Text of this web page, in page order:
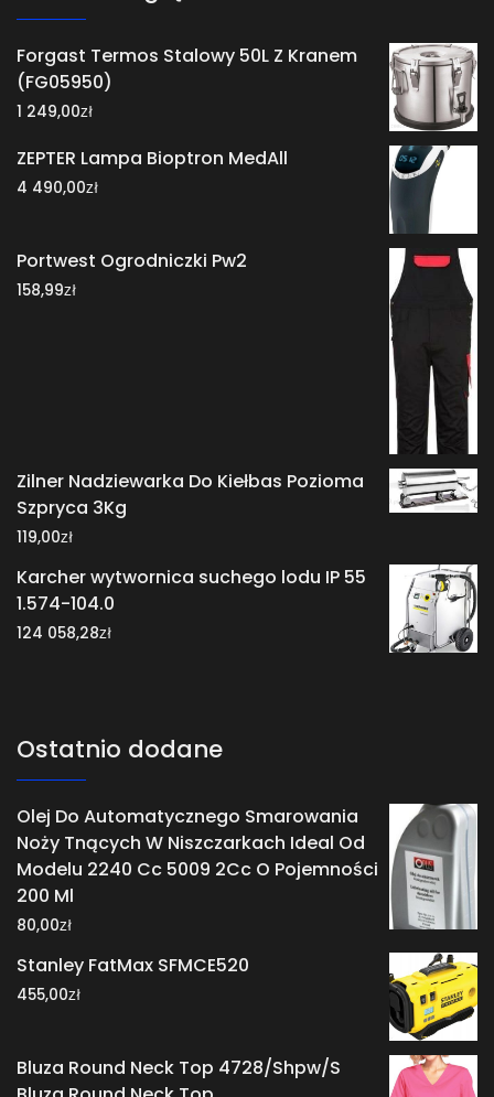
Forgast Termos Stalowy 50L Z Kranem
(FG05950)
1 249,00zł
ZEPTER Lampa Bioptron MedAll
4 490,00zł
Portwest Ogrodniczki Pw2
158,99zł
Zilner Nadziewarka Do Kiełbas Pozioma
Szpryca 3Kg
119,00zł
Karcher wytwornica suchego lodu IP 55
1.574-104.0
124 058,28zł
Ostatnio dodane
Olej Do Automatycznego Smarowania
Noży Tnących W Niszczarkach Ideal Od
Modelu 2240 Cc 5009 2Cc O Pojemności
200 Ml
80,00zł
Stanley FatMax SFMCE520
455,00zł
Bluza Round Neck Top 4728/Shpw/S